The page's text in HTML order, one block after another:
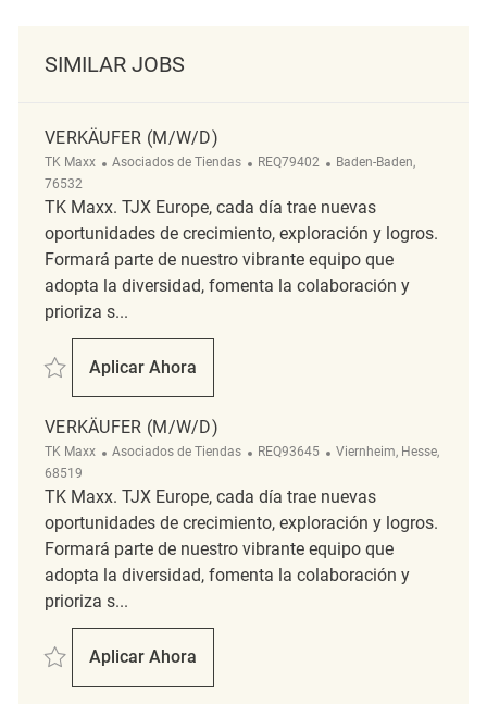
SIMILAR JOBS
VERKÄUFER (M/W/D)
TK Maxx Categoría
Asociados de Tiendas ReqId
REQ79402 Ubicación
Baden-Baden,
76532
TK Maxx. TJX Europe, cada día trae nuevas
oportunidades de crecimiento, exploración y logros.
Formará parte de nuestro vibrante equipo que
adopta la diversidad, fomenta la colaboración y
prioriza s...
Salvar Verkäufer (m/w/d) REQ79402
Aplicar Ahora
Verkäufer (m/w/d)
VERKÄUFER (M/W/D)
TK Maxx Categoría
Asociados de Tiendas ReqId
REQ93645 Ubicación
Viernheim, Hesse,
68519
TK Maxx. TJX Europe, cada día trae nuevas
oportunidades de crecimiento, exploración y logros.
Formará parte de nuestro vibrante equipo que
adopta la diversidad, fomenta la colaboración y
prioriza s...
Salvar Verkäufer (m/w/d) REQ93645
Aplicar Ahora
Verkäufer (m/w/d)